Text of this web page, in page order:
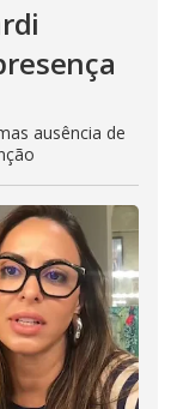
ausência de